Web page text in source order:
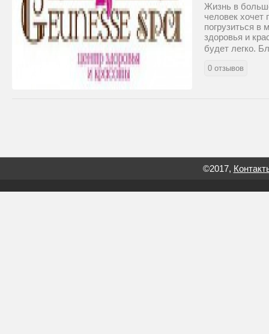
Жизнь в
человек хочет
погрузиться в
здоровья и
будет легко.
0 отзывов
©2017,